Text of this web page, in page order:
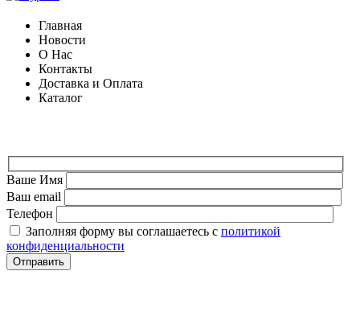
Главная
Новости
О Нас
Контакты
Доставка и Оплата
Каталог
Ваше Имя
Ваш email
Телефон
Заполняя форму вы соглашаетесь с политикой
конфиденциальности